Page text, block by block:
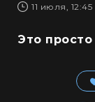
11 июля, 12:45
Это просто